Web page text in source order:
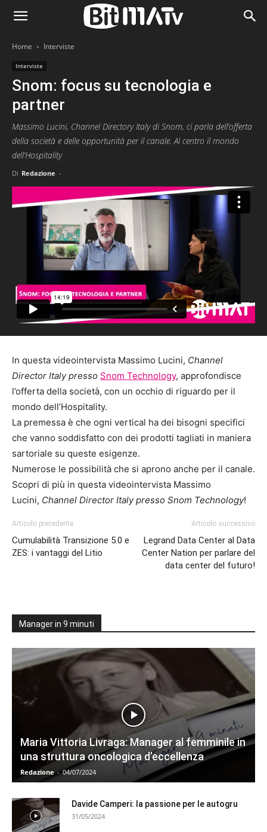
Home Interviste
Interviste
Snom: focus su tecnologia e
partner
Massimo Lucini, Channel Directory Italy di Snom, ci parla dell’offerta
della società e delle opportunità per il canale. Al centro il mondo
dell’Hospitality
Di Redazione -
In questa videointervista Massimo Lucini, Channel
Director Italy presso Snom Technology, approfondisce
l’offerta della società, con un occhio di riguardo per il
mondo dell’Hospitality.
La premessa è che ogni vertical ha dei bisogni specifici
che vanno soddisfatto con dei prodotti tagliati in maniera
sartoriale su queste esigenze.
Numerose le possibilità che si aprono anche per il canale.
Scopri di più in questa videointervista Massimo
Lucini, Channel Director Italy presso Snom Technology!
Articolo precedente
Cumulabilità Transizione 5.0 e
ZES: i vantaggi del Litio
Articolo successivo
Legrand Data Center al Data
Center Nation per parlare del
data center del futuro!
Manager in 9 minuti
Maria Vittoria Livraga: Manager al femminile in
una struttura oncologica d’eccellenza
Redazione - 04/07/2024
Davide Camperi: la passione per le autogru
31/05/2024